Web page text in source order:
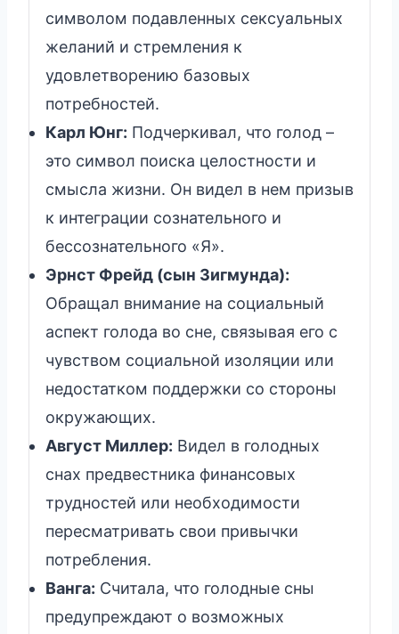
символом подавленных сексуальных
желаний и стремления к
удовлетворению базовых
потребностей.
Карл Юнг: Подчеркивал, что голод –
это символ поиска целостности и
смысла жизни. Он видел в нем призыв
к интеграции сознательного и
бессознательного «Я».
Эрнст Фрейд (сын Зигмунда):
Обращал внимание на социальный
аспект голода во сне, связывая его с
чувством социальной изоляции или
недостатком поддержки со стороны
окружающих.
Август Миллер: Видел в голодных
снах предвестника финансовых
трудностей или необходимости
пересматривать свои привычки
потребления.
Ванга: Считала, что голодные сны
предупреждают о возможных